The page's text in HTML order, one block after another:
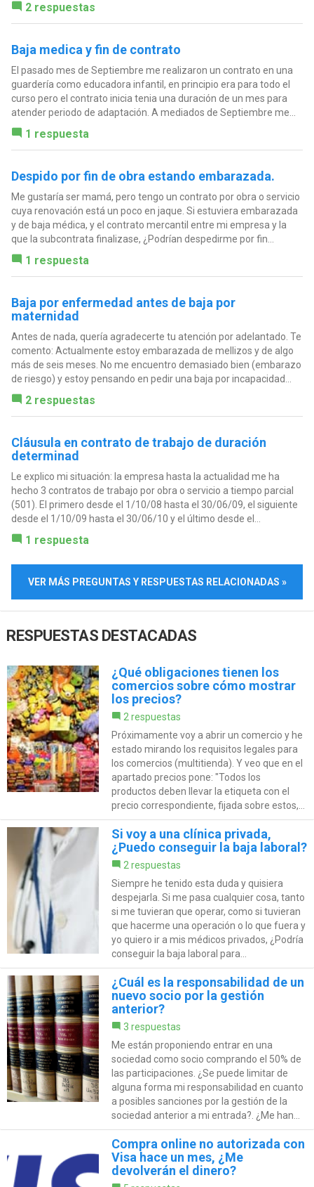
2 respuestas
Baja medica y fin de contrato
El pasado mes de Septiembre me realizaron un contrato en una
guardería como educadora infantil, en principio era para todo el
curso pero el contrato inicia tenia una duración de un mes para
atender periodo de adaptación. A mediados de Septiembre me...
1 respuesta
Despido por fin de obra estando embarazada.
Me gustaría ser mamá, pero tengo un contrato por obra o servicio
cuya renovación está un poco en jaque. Si estuviera embarazada
y de baja médica, y el contrato mercantil entre mi empresa y la
que la subcontrata finalizase, ¿Podrían despedirme por fin...
1 respuesta
Baja por enfermedad antes de baja por
maternidad
Antes de nada, quería agradecerte tu atención por adelantado. Te
comento: Actualmente estoy embarazada de mellizos y de algo
más de seis meses. No me encuentro demasiado bien (embarazo
de riesgo) y estoy pensando en pedir una baja por incapacidad...
2 respuestas
Cláusula en contrato de trabajo de duración
determinad
Le explico mi situación: la empresa hasta la actualidad me ha
hecho 3 contratos de trabajo por obra o servicio a tiempo parcial
(501). El primero desde el 1/10/08 hasta el 30/06/09, el siguiente
desde el 1/10/09 hasta el 30/06/10 y el último desde el...
1 respuesta
VER MÁS PREGUNTAS Y RESPUESTAS RELACIONADAS »
RESPUESTAS DESTACADAS
¿Qué obligaciones tienen los
comercios sobre cómo mostrar
los precios?
2 respuestas
Próximamente voy a abrir un comercio y he
estado mirando los requisitos legales para
los comercios (multitienda). Y veo que en el
apartado precios pone: "Todos los
productos deben llevar la etiqueta con el
precio correspondiente, fijada sobre estos,...
Si voy a una clínica privada,
¿Puedo conseguir la baja laboral?
2 respuestas
Siempre he tenido esta duda y quisiera
despejarla. Si me pasa cualquier cosa, tanto
si me tuvieran que operar, como si tuvieran
que hacerme una operación o lo que fuera y
yo quiero ir a mis médicos privados, ¿Podría
conseguir la baja laboral para...
¿Cuál es la responsabilidad de un
nuevo socio por la gestión
anterior?
3 respuestas
Me están proponiendo entrar en una
sociedad como socio comprando el 50% de
las participaciones. ¿Se puede limitar de
alguna forma mi responsabilidad en cuanto
a posibles sanciones por la gestión de la
sociedad anterior a mi entrada?. ¿Me han...
Compra online no autorizada con
Visa hace un mes, ¿Me
devolverán el dinero?